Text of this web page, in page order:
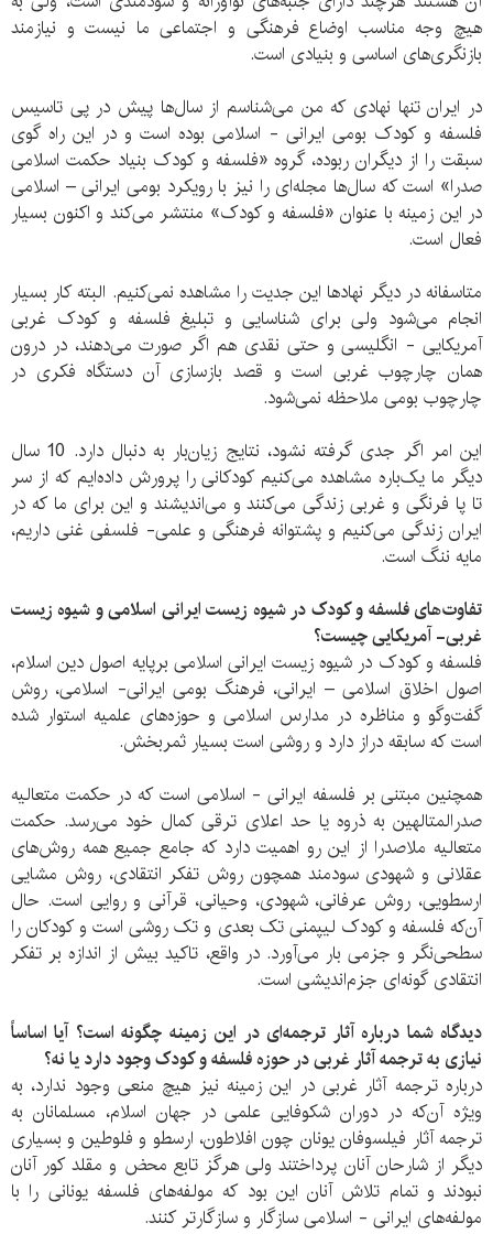
هیچ وجه مناسب اوضاع فرهنگی و اجتماعی ما نیست و نیازمند
بازنگری‌های اساسی و بنیادی است.
در ایران تنها نهادی که من می‌شناسم از سال‌ها پیش در پی تاسیس
فلسفه و کودک بومی ایرانی - اسلامی بوده است و در این راه گوی
سبقت را از دیگران ربوده، گروه «فلسفه و کودک بنیاد حکمت اسلامی
صدرا» است که سال‌ها مجله‌ای را نیز با رویکرد بومی ایرانی – اسلامی
در این زمینه با عنوان «فلسفه و کودک» منتشر می‌کند و اکنون بسیار
فعال است.
متاسفانه در دیگر نهادها این جدیت را مشاهده نمی‌کنیم. البته کار بسیار
انجام می‌شود ولی برای شناسایی و تبلیغ فلسفه و کودک غربی
آمریکایی - انگلیسی و حتی نقدی هم اگر صورت می‌دهند، در درون
همان چارچوب غربی است و قصد بازسازی آن دستگاه فکری در
چارچوب بومی ملاحظه نمی‌شود.
این امر اگر جدی گرفته نشود، نتایج زیان‌بار به دنبال دارد. 10 سال
دیگر ما یک‌باره مشاهده می‌کنیم کودکانی را پرورش داده‌ایم که از سر
تا پا فرنگی و غربی زندگی می‌کنند و می‌اندیشند و این برای ما که در
ایران زندگی می‌کنیم و پشتوانه فرهنگی و علمی- فلسفی غنی داریم،
مایه ننگ است.
تفاوت‌های فلسفه و کودک در شیوه زیست ایرانی اسلامی و شیوه زیست
غربی- آمریکایی چیست؟
فلسفه و کودک در شیوه زیست ایرانی اسلامی برپایه اصول دین اسلام،
اصول اخلاق اسلامی – ایرانی، فرهنگ بومی ایرانی- اسلامی، روش
گفت‌وگو و مناظره در مدارس اسلامی و حوزه‌های علمیه استوار شده
است که سابقه دراز دارد و روشی است بسیار ثمربخش.
همچنین مبتنی بر فلسفه ایرانی - اسلامی است که در حکمت متعالیه
صدرالمتالهین به ذروه یا حد اعلای ترقی کمال خود می‌رسد. حکمت
متعالیه ملاصدرا از این رو اهمیت دارد که جامع جمیع همه روش‌های
عقلانی و شهودی سودمند همچون روش تفکر انتقادی، روش مشایی
ارسطویی، روش عرفانی، شهودی، وحیانی، قرآنی و روایی است. حال
آن‌که فلسفه و کودک لیپمنی تک بعدی و تک روشی است و کودکان را
سطحی‌نگر و جزمی بار می‌آورد. در واقع، تاکید بیش از اندازه بر تفکر
انتقادی گونه‌ای جزم‌اندیشی است.
دیدگاه شما درباره آثار ترجمه‌ای در این زمینه چگونه است؟ آیا اساساً
نیازی به ترجمه آثار غربی در حوزه فلسفه و کودک وجود دارد یا نه؟
درباره ترجمه آثار غربی در این زمینه نیز هیچ منعی وجود ندارد، به
ویژه آن‌که در دوران شکوفایی علمی در جهان اسلام، مسلمانان به
ترجمه آثار فیلسوفان یونان چون افلاطون، ارسطو و فلوطین و بسیاری
دیگر از شارحان آنان پرداختند ولی هرگز تابع محض و مقلد کور آنان
نبودند و تمام تلاش آنان این بود که مولفه‌های فلسفه یونانی را با
مولفه‌های ایرانی - اسلامی سازگار و سازگارتر کنند.